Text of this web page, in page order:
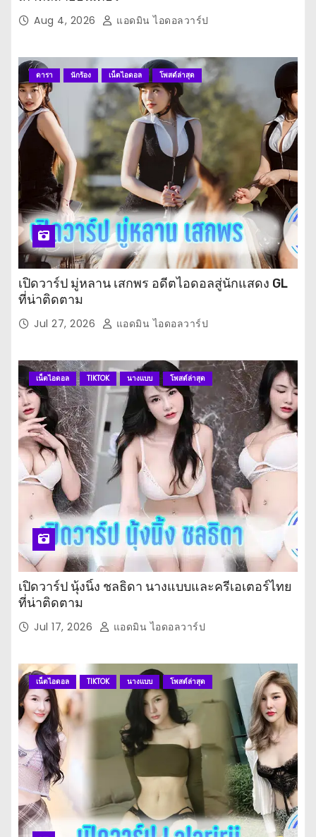
Aug 4, 2026 แอดมิน ไอดอลวาร์ป
ดารา นักร้อง เน็ตไอดอล โพสต์ล่าสุด
เปิดวาร์ป มู่หลาน เสกพร อดีตไอดอลสู่นักแสดง GL
ที่น่าติดตาม
Jul 27, 2026 แอดมิน ไอดอลวาร์ป
เน็ตไอดอล TIKTOK นางแบบ โพสต์ล่าสุด
เปิดวาร์ป นุ้งนิ้ง ชลธิดา นางแบบและครีเอเตอร์ไทย
ที่น่าติดตาม
Jul 17, 2026 แอดมิน ไอดอลวาร์ป
เน็ตไอดอล TIKTOK นางแบบ โพสต์ล่าสุด